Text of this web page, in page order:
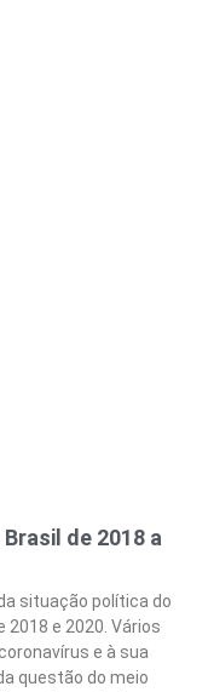
de 2018 a
situação política do
e 2020. Vários
e à sua
questão do meio